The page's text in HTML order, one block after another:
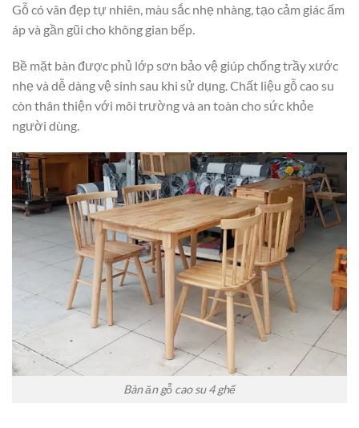
Gỗ có vân đẹp tự nhiên, màu sắc nhẹ nhàng, tạo cảm giác ấm
áp và gần gũi cho không gian bếp.
Bề mặt bàn được phủ lớp sơn bảo vệ giúp chống trầy xước
nhẹ và dễ dàng vệ sinh sau khi sử dụng. Chất liệu gỗ cao su
còn thân thiện với môi trường và an toàn cho sức khỏe
người dùng.
Bàn ăn gỗ cao su 4 ghế